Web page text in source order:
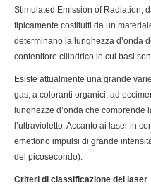
Stimulated Emission of Radiation,
tipicamente costituiti da un
determinano la lunghezza d’onda
contenitore cilindrico le cui basi
Esiste attualmente una grande
gas, a coloranti organici, ad
lunghezze d’onda che comprende
l’ultravioletto. Accanto ai laser in
emettono impulsi di grande
del picosecondo).
Criteri di classificazione dei laser